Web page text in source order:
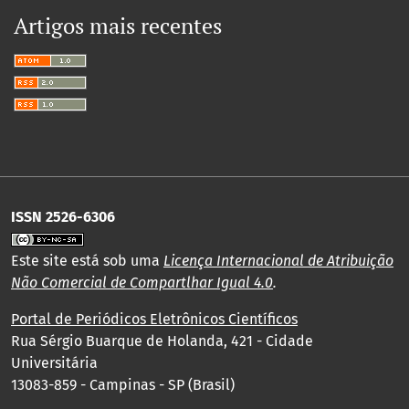
Artigos mais recentes
ISSN 2526-6306
Este site está sob uma Licença Internacional de Atribuição
Não Comercial de Compartlhar Igual 4.0.
Portal de Periódicos Eletrônicos Científicos
Rua Sérgio Buarque de Holanda, 421 - Cidade
Universitária
13083-859 - Campinas - SP (Brasil)